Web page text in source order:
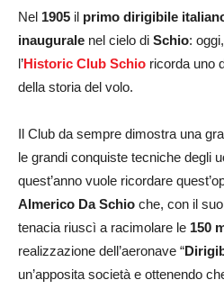
Nel 1905 il primo dirigibile
inaugurale nel cielo di Schio:
l’Historic Club Schio ricorda uno
della storia del volo.
Il Club da sempre dimostra una
le grandi conquiste tecniche degli
quest’anno vuole ricordare
Almerico Da Schio che, con il
tenacia riuscì a racimolare le 150
realizzazione dell’aeronave “
un’apposita società e ottenendo